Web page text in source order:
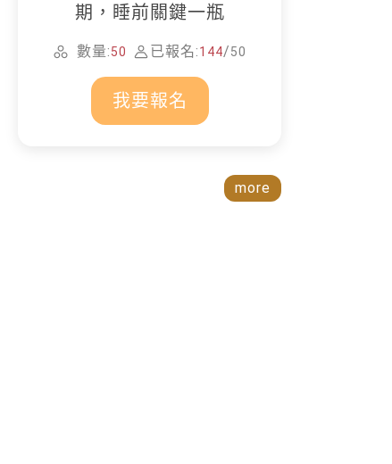
期，睡前關鍵一瓶
數量:50 已報名:144/50
我要報名
more